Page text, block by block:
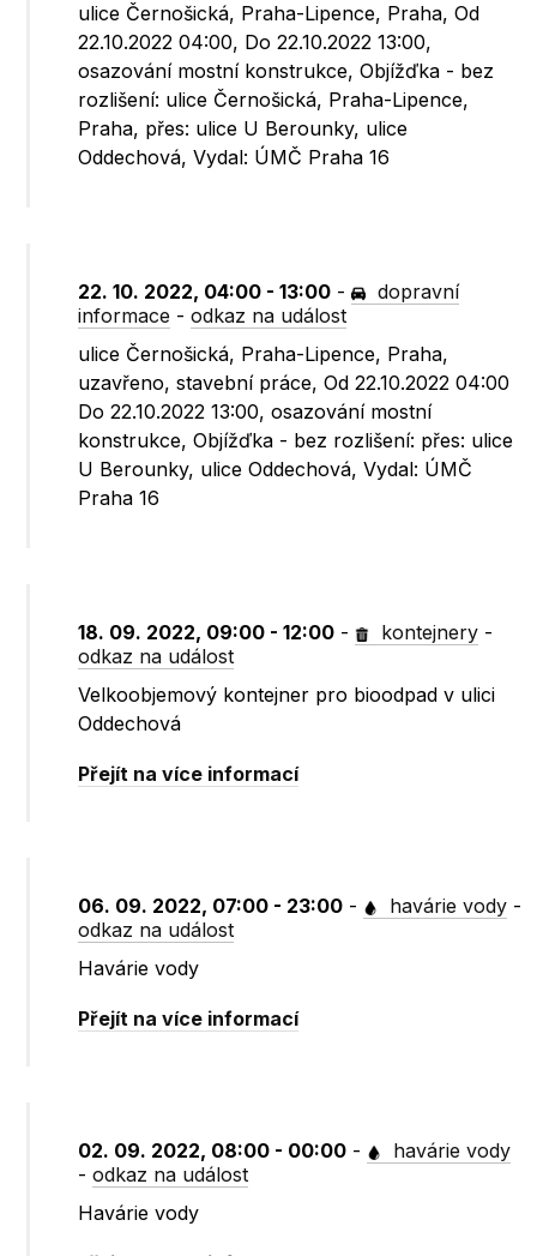
ulice Černošická, Praha-Lipence, Praha, Od
22.10.2022 04:00, Do 22.10.2022 13:00,
osazování mostní konstrukce, Objížďka - bez
rozlišení: ulice Černošická, Praha-Lipence,
Praha, přes: ulice U Berounky, ulice
Oddechová, Vydal: ÚMČ Praha 16
22. 10. 2022, 04:00 - 13:00 -
dopravní
informace -odkaz na událost
ulice Černošická, Praha-Lipence, Praha,
uzavřeno, stavební práce, Od 22.10.2022 04:00
Do 22.10.2022 13:00, osazování mostní
konstrukce, Objížďka - bez rozlišení: přes: ulice
U Berounky, ulice Oddechová, Vydal: ÚMČ
Praha 16
18. 09. 2022, 09:00 - 12:00 - kontejnery -
odkaz na událost
Velkoobjemový kontejner pro bioodpad v ulici
Oddechová
Přejít na více informací
06. 09. 2022, 07:00 - 23:00 - havárie vody -
odkaz na událost
Havárie vody
Přejít na více informací
02. 09. 2022, 08:00 - 00:00 -
havárie vody
-odkaz na událost
Havárie vody